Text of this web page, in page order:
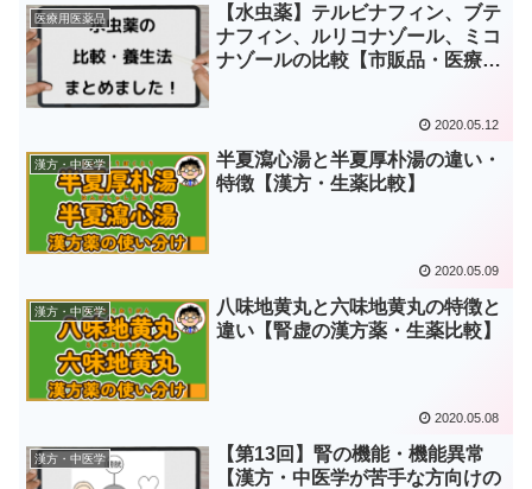
医療用医薬品
【水虫薬】テルビナフィン、ブテ
ナフィン、ルリコナゾール、ミコ
ナゾールの比較【市販品・医療
2020.05.12
漢方・中医学
半夏瀉心湯と半夏厚朴湯の違い・
特徴【漢方・生薬比較】
2020.05.09
漢方・中医学
八味地黄丸と六味地黄丸の特徴と
違い【腎虚の漢方薬・生薬比較】
2020.05.08
漢方・中医学
【第13回】腎の機能・機能異常
【漢方・中医学が苦手な方向けの